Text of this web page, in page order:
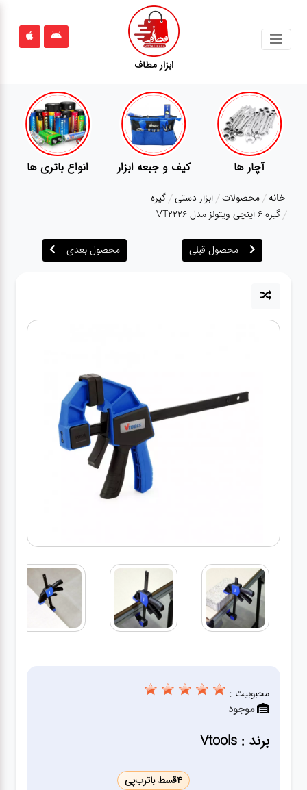
ابزار مطاف
محصولات
قوانین
سایت
درباره
کارواش
شارژی
ژنراتور
ابزار
بادی
انواع باتری ها پمپ تجهیزات کمپ
خانه محصولات ابزار دستی گیره
گیره 6 اینچی ویتولز مدل VT2226
محصول قبلی محصول بعدی
محبوبیت :
موجود
برند : Vtools
4قسط باترب‌پی